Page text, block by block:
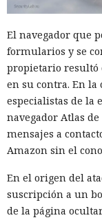
El navegador que
formularios y se
propietario resultó
en su contra. En la
especialistas de la
navegador Atlas
mensajes a
Amazon sin el
En el origen del
suscripción a un
de la página